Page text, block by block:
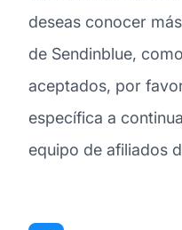
deseas conocer
de Sendinblue,
aceptados, por
específica a
equipo de afiliados